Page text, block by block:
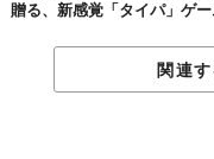
贈る、新感覚「タイパ」ゲ
関連